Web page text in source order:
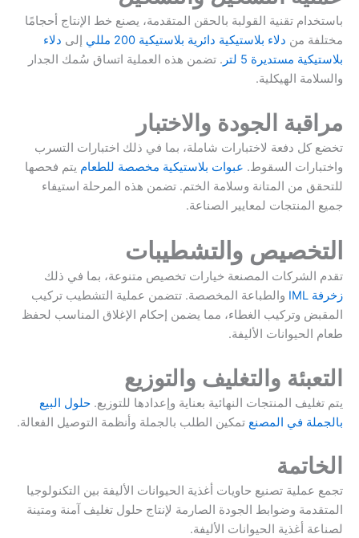
باستخدام تقنية القولبة بالحقن المتقدمة، يصنع خط الإنتاج أحجامًا
مختلفة من دلاء بلاستيكية دائرية بلاستيكية 200 مللي إلى دلاء
بلاستيكية مستديرة 5 لتر
. تضمن هذه العملية اتساق سُمك الجدار
والسلامة الهيكلية.
مراقبة الجودة والاختبار
تخضع كل دفعة لاختبارات شاملة، بما في ذلك اختبارات التسرب
واختبارات السقوط. عبوات بلاستيكية مخصصة للطعام يتم فحصها
للتحقق من المتانة وسلامة الختم. تضمن هذه المرحلة استيفاء
جميع المنتجات لمعايير الصناعة.
التخصيص والتشطيبات
تقدم الشركات المصنعة خيارات تخصيص متنوعة، بما في ذلك
زخرفة IML
والطباعة المخصصة. تتضمن عملية التشطيب تركيب
المقبض وتركيب الغطاء، مما يضمن إحكام الإغلاق المناسب لحفظ
طعام الحيوانات الأليفة.
التعبئة والتغليف والتوزيع
يتم تغليف المنتجات النهائية بعناية وإعدادها للتوزيع. حلول البيع
بالجملة في المصنع تمكين الطلب بالجملة وأنظمة التوصيل الفعالة.
الخاتمة
تجمع عملية تصنيع حاويات أغذية الحيوانات الأليفة بين التكنولوجيا
المتقدمة وضوابط الجودة الصارمة لإنتاج حلول تغليف آمنة ومتينة
لصناعة أغذية الحيوانات الأليفة.